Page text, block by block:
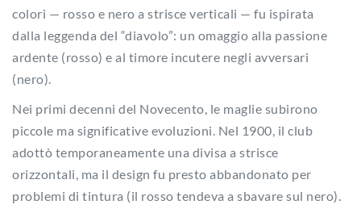
colori — rosso e nero a strisce verticali — fu ispirata
dalla leggenda del “diavolo”: un omaggio alla passione
ardente (rosso) e al timore incutere negli avversari
(nero).
Nei primi decenni del Novecento, le maglie subirono
piccole ma significative evoluzioni. Nel 1900, il club
adottò temporaneamente una divisa a strisce
orizzontali, ma il design fu presto abbandonato per
problemi di tintura (il rosso tendeva a sbavare sul nero).